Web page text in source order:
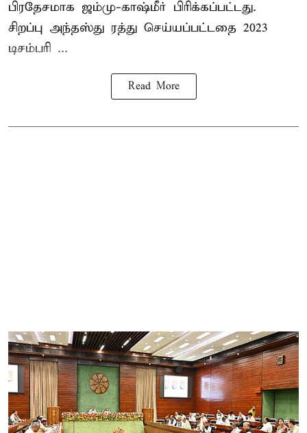
பிரதேசமாக ஜம்மு-காஷ்மீர் பிரிக்கப்பட்டது.
சிறப்பு அந்தஸ்து ரத்து செய்யப்பட்டதை 2023
டிசம்பரி ...
Read More